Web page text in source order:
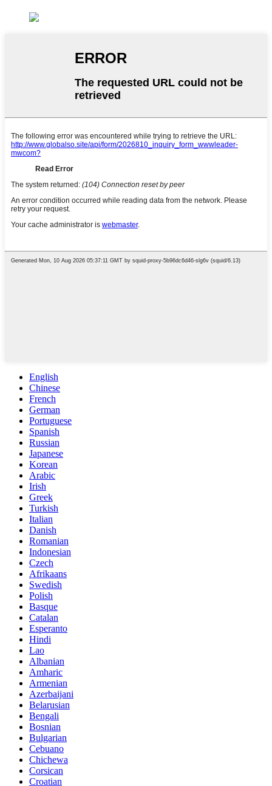
English
Chinese
French
German
Portuguese
Spanish
Russian
Japanese
Korean
Arabic
Irish
Greek
Turkish
Italian
Danish
Romanian
Indonesian
Czech
Afrikaans
Swedish
Polish
Basque
Catalan
Esperanto
Hindi
Lao
Albanian
Amharic
Armenian
Azerbaijani
Belarusian
Bengali
Bosnian
Bulgarian
Cebuano
Chichewa
Corsican
Croatian